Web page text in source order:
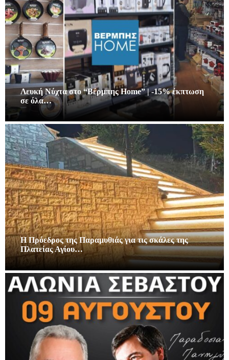
Λευκή Νύχτα στο “Βέρμπης Home” | -15% έκπτωση
σε όλα…
Η Πρόεδρος της Παραμυθιάς για τις σκάλες της
Πλατείας Αγίου…